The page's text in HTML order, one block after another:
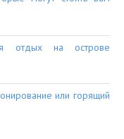
отдых на острове
или горящий